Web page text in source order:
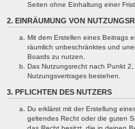
Seiten ohne Einhaltung einer
2. EINRÄUMUNG VON
Mit dem Erstellen eines Beitrags
räumlich unbeschränktes und
Boards zu nutzen.
Das Nutzungsrecht nach Punkt
Nutzungsvertrages bestehen.
3. PFLICHTEN DES NUTZERS
Du erklärst mit der Erstellung
geltendes Recht oder die guten